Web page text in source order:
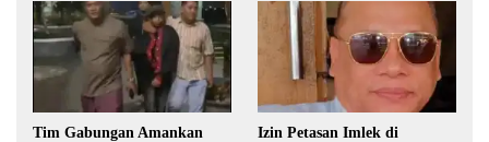
Tim Gabungan Amankan
Izin Petasan Imlek di